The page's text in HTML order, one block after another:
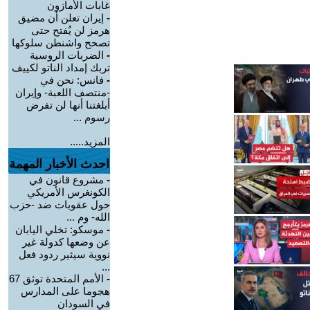
غابات الأمازون
- إيران تعلن أن مضيق
هرمز لن يٌفتح حتى
تصحح واشنطن سلوكها
- الضربات الروسية
تربك إمداد الناتو لكييف
- فانس: نحن في
-منتصف اللعبة- وإيران
أبلغتنا أنها لن تفرض
رسوم ...
المزيد.....
احدث الأخبار المهمة
- مشروع قانون في
الكونغرس الأمريكي
حول عقوبات ضد -حزب
الله- وم ...
- موسكو: تخلي اليابان
عن وضعها كدولة غير
نووية سيثير ردود فعل
...
-
الأمم المتحدة توثق 67
هجوما على المدارس
في السودان